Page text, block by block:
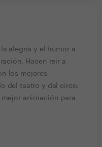
alegría y el humor a
Hacen reir a
los mejores
del teatro y del circo.
animación para